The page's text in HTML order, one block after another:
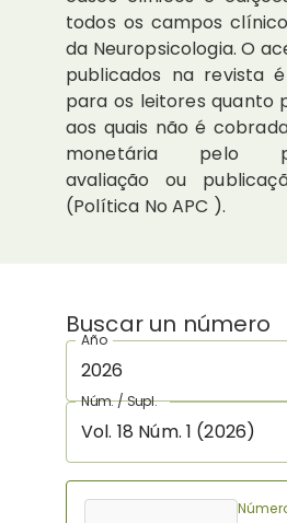
todos os campos
da Neuropsicologia. O
publicados na revista
para os leitores quanto
aos quais não é
monetária pelo
avaliação ou
(Política No APC ).
Buscar un número
Año
2026
Núm. / Supl.
Vol. 18 Núm. 1 (2026)